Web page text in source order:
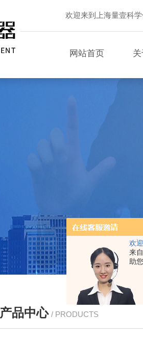
欢
来
助
欢迎来到上海量壹科
网站首页
产品中心 / PRODUCTS